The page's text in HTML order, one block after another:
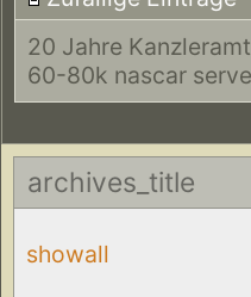
20 Jahre Kanzleramt
60-80k nascar
archives_title
showall